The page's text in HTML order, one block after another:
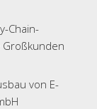
Chain-
Großkunden
von E-